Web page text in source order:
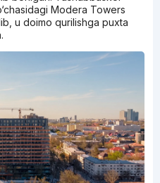
Modera Towers
u doimo qurilishga puxta